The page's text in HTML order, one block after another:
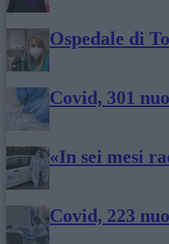
Ospedale di
Covid, 301
«In sei mesi
Covid, 223